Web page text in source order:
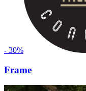
- 30%
Frame